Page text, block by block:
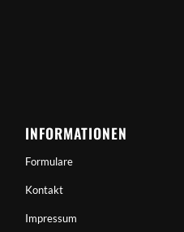
INFORMATIONEN
Formulare
Kontakt
Impressum